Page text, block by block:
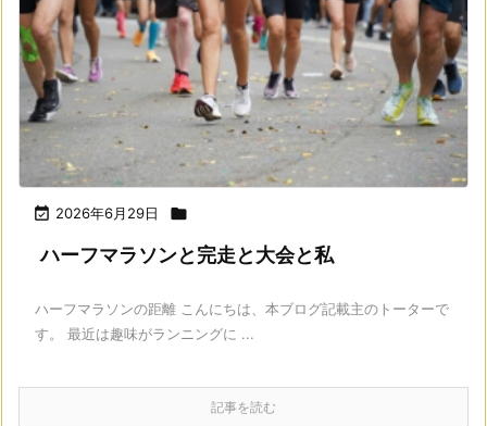
 2026年6月29日 
ハーフマラソンと完走と大会と私
ハーフマラソンの距離 こんにちは、本ブログ記載主のトーターで
す。 最近は趣味がランニングに ...
記事を読む